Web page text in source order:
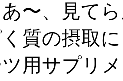
〜、見て
質の摂取
用サプリ